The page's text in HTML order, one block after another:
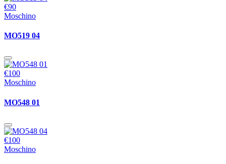
€90
Moschino
MO519 04
€100
Moschino
MO548 01
€100
Moschino